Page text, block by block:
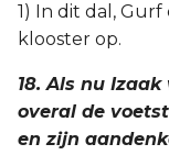
1) In dit dal,
klooster op.
18. Als nu
overal de
en zijn